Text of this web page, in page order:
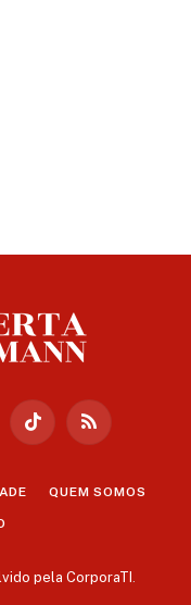
TikTok RSS
QUEM SOMOS
pela CorporaTI .